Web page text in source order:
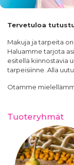
Tervetuloa
Makuja ja tarpeita
Haluamme tarjota
esitellä kiinnostavia
tarpeisiinne. Alla
Otamme
Tuoteryhmät